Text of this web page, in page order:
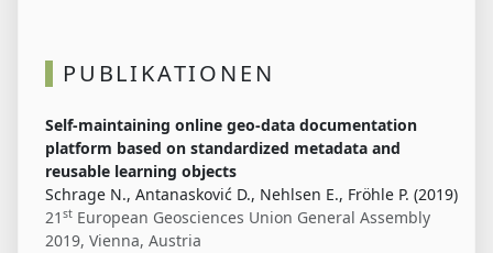
PUBLIKATIONEN
Self-maintaining online geo-data documentation
platform based on standardized metadata and
reusable learning objects
Schrage N., Antanasković D., Nehlsen E., Fröhle P. (2019)
21 st European Geosciences Union General Assembly
2019, Vienna, Austria